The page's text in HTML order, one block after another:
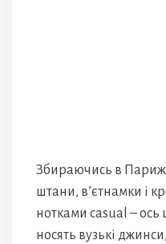
Збираючись в Париж,
штани, в’єтнамки і
нотками casual – ось
носять вузькі